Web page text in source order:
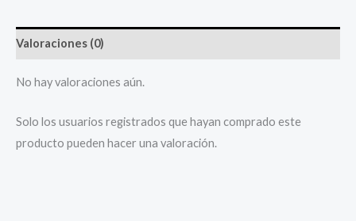
Valoraciones (0)
No hay valoraciones aún.
Solo los usuarios registrados que hayan comprado este
producto pueden hacer una valoración.